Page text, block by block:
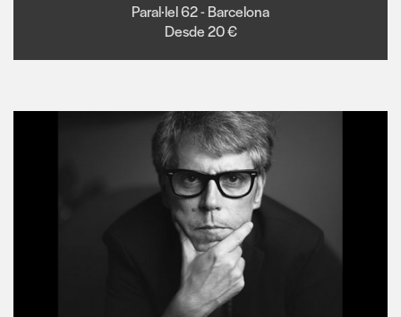
Paral·lel 62 - Barcelona
Desde 20 €